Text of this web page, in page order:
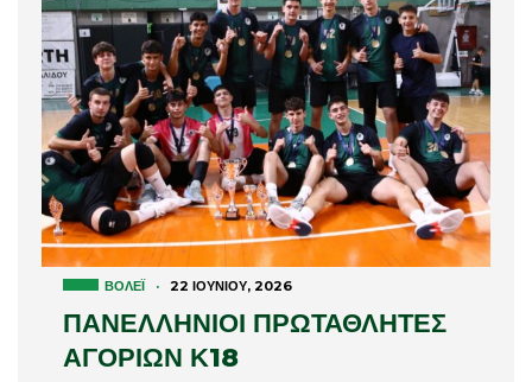
ΒΌΛΕΪ · 22 ΙΟΥΝΊΟΥ, 2026
ΠΑΝΕΛΛΗΝΙΟΙ ΠΡΩΤΑΘΛΗΤΕΣ
ΑΓΟΡΙΩΝ Κ18